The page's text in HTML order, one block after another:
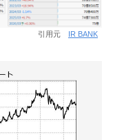
引用元 IR BANK